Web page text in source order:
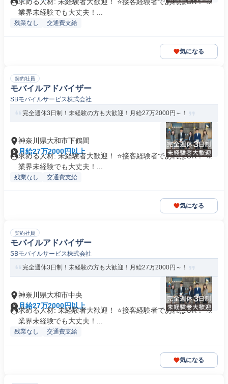
業界未経験でも大丈夫！...
残業なし 交通費支給
気になる
契約社員
モバイルアドバイザー
SBモバイルサービス株式会社
完全週休3日制！未経験の方も大歓迎！月給27万2000円～！
神奈川県大和市下鶴間
月給27万2000円以上
求める人材: 未経験者大歓迎！ ⭐接客経験者であればOK！ ※
業界未経験でも大丈夫！...
残業なし 交通費支給
気になる
契約社員
モバイルアドバイザー
SBモバイルサービス株式会社
完全週休3日制！未経験の方も大歓迎！月給27万2000円～！
神奈川県大和市中央
月給27万2000円以上
求める人材: 未経験者大歓迎！ ⭐接客経験者であればOK！ ※
業界未経験でも大丈夫！...
残業なし 交通費支給
気になる